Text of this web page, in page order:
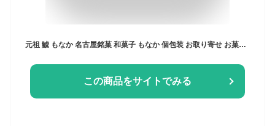
元祖 鯱 もなか 名古屋銘菓 和菓子 もなか 個包装 お取り寄せ お菓子 和菓子 創業明治40年 老舗 高級 有名 シャチホコ 名古屋 お土産 愛知 最中 名物 銘菓 名古屋名物 スイーツ あんこ つぶあん 和スイーツ お茶菓子 もなか ギフト 贈答 贈り物 内祝い 美味しい和菓子
この商品をサイトでみる